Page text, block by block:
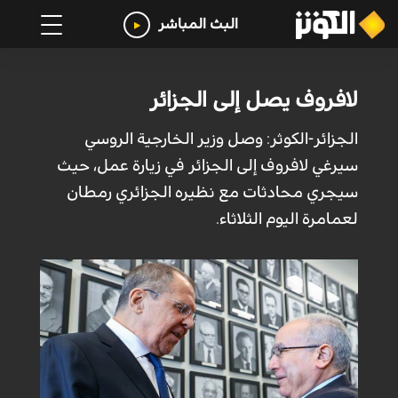
البث المباشر
لافروف يصل إلى الجزائر
الجزائر-الكوثر: وصل وزير الخارجية الروسي
سيرغي لافروف إلى الجزائر في زيارة عمل، حيث
سيجري محادثات مع نظيره الجزائري رمطان
لعمامرة اليوم الثلاثاء.